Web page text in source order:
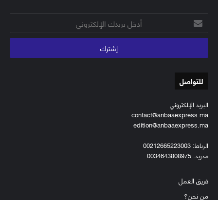
أدخل
بريدك
الإلكتروني
للتواصل
البريد الإلكتروني
contact@anbaaexpress.ma
edition@anbaaexpress.ma
الرباط: 00212665223003
مدريد: 0034643808975
فريق العمل
من نحن؟